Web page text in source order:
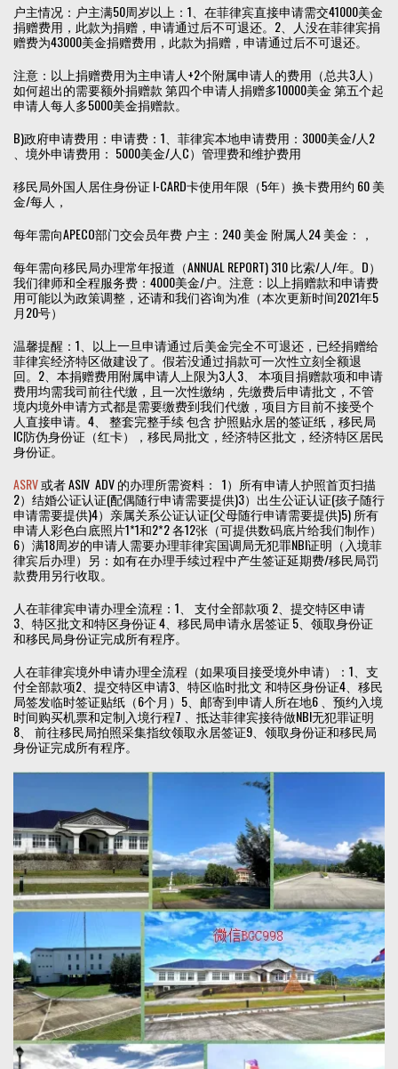
户主情况：户主满50周岁以上：1、在菲律宾直接申请需交41000美金
捐赠费用，此款为捐赠，申请通过后不可退还。2、人没在菲律宾捐
赠费为43000美金捐赠费用，此款为捐赠，申请通过后不可退还。
注意：以上捐赠费用为主申请人+2个附属申请人的费用（总共3人）
如何超出的需要额外捐赠款 第四个申请人捐赠多10000美金 第五个起
申请人每人多5000美金捐赠款。
B)政府申请费用：申请费：1、菲律宾本地申请费用：3000美金/人2
、境外申请费用： 5000美金/人C）管理费和维护费用
移民局外国人居住身份证 I-CARD卡使用年限（5年）换卡费用约 60 美
金/每人，
每年需向APECO部门交会员年费 户主：240 美金 附属人24 美金：，
每年需向移民局办理常年报道（ANNUAL REPORT) 310 比索/人/年。D）
我们律师和全程服务费：4000美金/户。注意：以上捐赠款和申请费
用可能以为政策调整，还请和我们咨询为准（本次更新时间2021年5
月20号）
温馨提醒：1、以上一旦申请通过后美金完全不可退还，已经捐赠给
菲律宾经济特区做建设了。假若没通过捐款可一次性立刻全额退
回。2、本捐赠费用附属申请人上限为3人3、 本项目捐赠款项和申请
费用均需我司前往代缴，且一次性缴纳，先缴费后申请批文，不管
境内境外申请方式都是需要缴费到我们代缴，项目方目前不接受个
人直接申请。4、 整套完整手续 包含 护照贴永居的签证纸，移民局
IC防伪身份证（红卡），移民局批文，经济特区批文，经济特区居民
身份证。
ASRV或者 ASIV ADV 的办理所需资料： 1）所有申请人护照首页扫描
2）结婚公证认证(配偶随行申请需要提供)3）出生公证认证(孩子随行
申请需要提供)4）亲属关系公证认证(父母随行申请需要提供)5) 所有
申请人彩色白底照片1*1和2*2 各12张（可提供数码底片给我们制作）
6）满18周岁的申请人需要办理菲律宾国调局无犯罪NBI证明（入境菲
律宾后办理）另：如有在办理手续过程中产生签证延期费/移民局罚
款费用另行收取。
人在菲律宾申请办理全流程：1、 支付全部款项 2、提交特区申请
3、特区批文和特区身份证 4、移民局申请永居签证 5、领取身份证
和移民局身份证完成所有程序。
人在菲律宾境外申请办理全流程（如果项目接受境外申请）：1、支
付全部款项2、提交特区申请3、特区临时批文 和特区身份证4、移民
局签发临时签证贴纸（6个月）5、邮寄到申请人所在地6 、预约入境
时间购买机票和定制入境行程7 、抵达菲律宾接待做NBI无犯罪证明
8、 前往移民局拍照采集指纹领取永居签证9、领取身份证和移民局
身份证完成所有程序。